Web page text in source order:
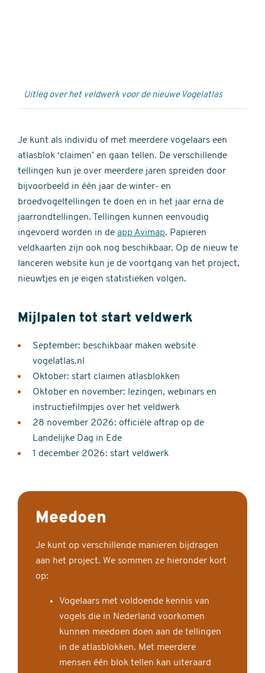
Uitleg over het veldwerk voor de nieuwe Vogelatlas
Je kunt als individu of met meerdere vogelaars een
atlasblok ‘claimen’ en gaan tellen. De verschillende
tellingen kun je over meerdere jaren spreiden door
bijvoorbeeld in één jaar de winter- en
broedvogeltellingen te doen en in het jaar erna de
jaarrondtellingen. Tellingen kunnen eenvoudig
ingevoerd worden in de app Avimap. Papieren
veldkaarten zijn ook nog beschikbaar. Op de nieuw te
lanceren website kun je de voortgang van het project,
nieuwtjes en je eigen statistieken volgen.
Mijlpalen tot start veldwerk
September: beschikbaar maken website
vogelatlas.nl
Oktober: start claimen atlasblokken
Oktober en november: lezingen, webinars en
instructiefilmpjes over het veldwerk
28 november 2026: officiële aftrap op de
Landelijke Dag in Ede
1 december 2026: start veldwerk
Meedoen
Je kunt op verschillende manieren bijdragen
aan het project. We sommen ze hieronder kort
op:
Vogelaars met voldoende kennis van
vogels die in Nederland voorkomen
kunnen meedoen doen aan de tellingen
in de atlasblokken. Met meerdere
mensen één blok tellen kan uiteraard